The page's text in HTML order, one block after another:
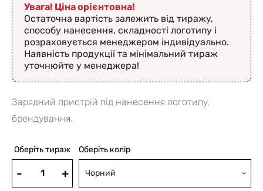
Увага! Ціна орієнтовна!
Остаточна вартість залежить від тиражу,
способу нанесення, складності логотипу і
розраховується менеджером індивідуально.
Наявність продукції та мінімальний тираж
уточнюйте у менеджера!
Зарядний пристрій під нанесення логотипу,
брендування.
Оберіть тираж Оберіть колір
Чорний